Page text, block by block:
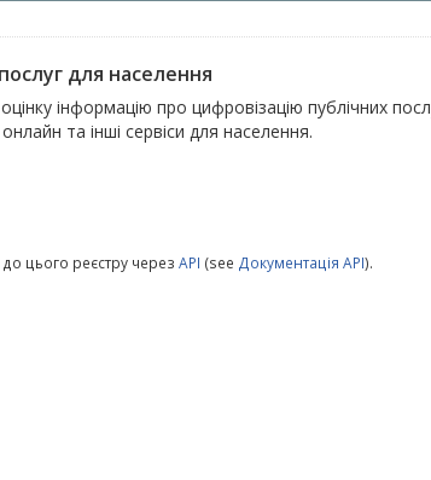
для населення
інформацію про цифровізацію публічних
та інші сервіси для населення.
цього реєстру через API (see Документація API).